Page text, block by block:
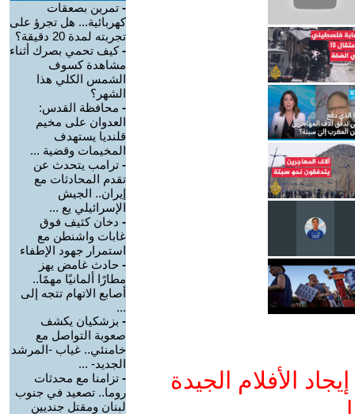
الأفلام الجيدة
- تمرين بصعقات
كهربائية... هل تجرؤ على
تجربته لمدة 20 دقيقة؟
-كيف تحمي بصرك أثناء
مشاهدة كسوف
الشمس الكلي هذا
الشهر؟
- محافظة القدس:
العدوان على مخيم
قلنديا يستهدف
المخيمات وقضية ...
- ترامب يتحدث عن
تقدم المحادثات مع
إيران.. الجيش
الإسرائيلي يع ...
- دخان كثيف فوق
غابات واشنطن مع
استمرار جهود الإطفاء
- حادث غامض يهز
مطارًا ألمانيًا مهمًا..
أصابع الاتهام تتجه إلى
...
- بزشكيان يكشف
صعوبة التواصل مع
خامنئي.. غياب -المرشد
الجديد- ...
- تزامنا مع محدثات
روما.. تصعيد في جنوب
لبنان ومقتل جنديين